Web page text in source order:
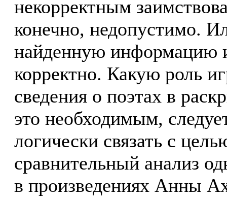
некорректным
конечно, недопустимо.
найденную информацию и
корректно. Какую роль
сведения о поэтах в
это необходимым,
логически связать с
сравнительный анализ
в произведениях Анны